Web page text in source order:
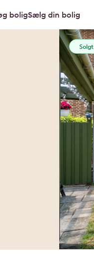
boligSælg din bolig
Solgt